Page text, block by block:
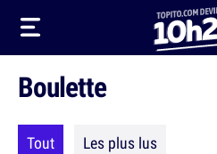
Boulette
Tout Les plus lus